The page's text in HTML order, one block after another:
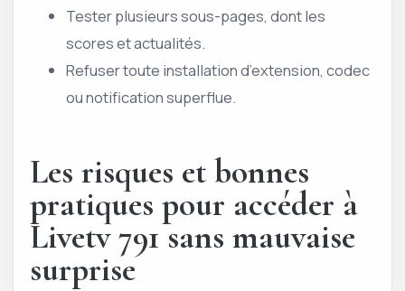
Tester plusieurs sous-pages, dont les
scores et actualités.
Refuser toute installation d’extension, codec
ou notification superflue.
Les risques et bonnes
pratiques pour accéder à
Livetv 791 sans mauvaise
surprise